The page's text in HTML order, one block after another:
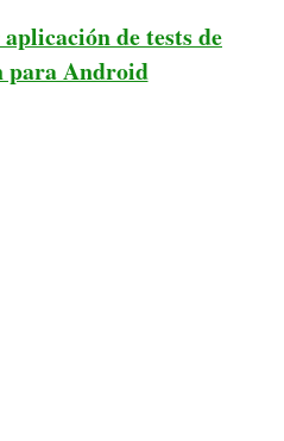
de tests de
para Android